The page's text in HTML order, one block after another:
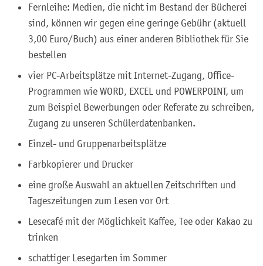
Fernleihe: Medien, die nicht im Bestand der Bücherei
sind, können wir gegen eine geringe Gebühr (aktuell
3,00 Euro/Buch) aus einer anderen Bibliothek für Sie
bestellen
vier PC-Arbeitsplätze mit Internet-Zugang, Office-
Programmen wie WORD, EXCEL und POWERPOINT, um
zum Beispiel Bewerbungen oder Referate zu schreiben,
Zugang zu unseren Schülerdatenbanken.
Einzel- und Gruppenarbeitsplätze
Farbkopierer und Drucker
eine große Auswahl an aktuellen Zeitschriften und
Tageszeitungen zum Lesen vor Ort
Lesecafé mit der Möglichkeit Kaffee, Tee oder Kakao zu
trinken
schattiger Lesegarten im Sommer